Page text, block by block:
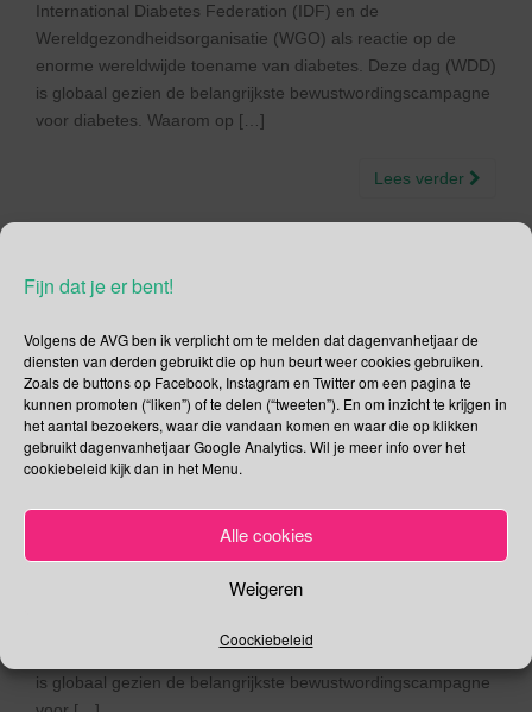
Fijn dat je er bent!
Volgens de AVG ben ik verplicht om te melden dat dagenvanhetjaar de
diensten van derden gebruikt die op hun beurt weer cookies gebruiken.
Zoals de buttons op Facebook, Instagram en Twitter om een pagina te
kunnen promoten (“liken”) of te delen (“tweeten”). En om inzicht te krijgen in
het aantal bezoekers, waar die vandaan komen en waar die op klikken
gebruikt dagenvanhetjaar Google Analytics. Wil je meer info over het
cookiebeleid kijk dan in het Menu.
Alle cookies
Weigeren
Coockiebeleid
International Diabetes Federation (IDF) en de
Wereldgezondheidsorganisatie (WGO) als reactie op de
enorme wereldwijde toename van diabetes. Deze dag (WDD)
is globaal gezien de belangrijkste bewustwordingscampagne
voor diabetes. Waarom op […]
Lees verder
14 november – Wereld
Diabetes Dag
14/11/2016 Gina Makken
Een reactie plaatsen
November
een officiële dag van de Verenigde Natie. Echter, vijftien jaar
International Diabetes Federation (IDF) en de
is globaal gezien de belangrijkste bewustwordingscampagne